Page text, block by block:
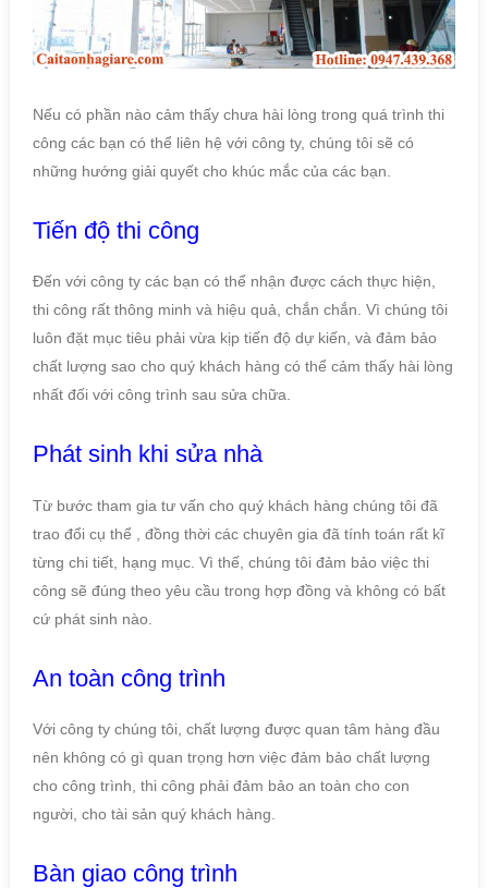
Nếu có phần nào cảm thấy chưa hài lòng trong quá trình thi
công các bạn có thể liên hệ với công ty, chúng tôi sẽ có
những hướng giải quyết cho khúc mắc của các bạn.
Tiến độ thi công
Đến với công ty các bạn có thể nhận được cách thực hiện,
thi công rất thông minh và hiệu quả, chắn chắn. Vì chúng tôi
luôn đặt mục tiêu phải vừa kịp tiến độ dự kiến, và đảm bảo
chất lượng sao cho quý khách hàng có thể cảm thấy hài lòng
nhất đối với công trình sau sửa chữa.
Phát sinh khi sửa nhà
Từ bước tham gia tư vấn cho quý khách hàng chúng tôi đã
trao đổi cụ thể , đồng thời các chuyên gia đã tính toán rất kĩ
từng chi tiết, hạng mục. Vì thế, chúng tôi đảm bảo việc thi
công sẽ đúng theo yêu cầu trong hợp đồng và không có bất
cứ phát sinh nào.
An toàn công trình
Với công ty chúng tôi, chất lượng được quan tâm hàng đầu
nên không có gì quan trọng hơn việc đảm bảo chất lượng
cho công trình, thi công phải đảm bảo an toàn cho con
người, cho tài sản quý khách hàng.
Bàn giao công trình